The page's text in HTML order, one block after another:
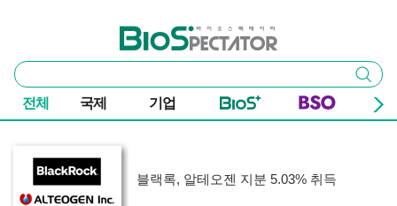
바이오스펙테이터
통
합
검
색
검색
전체 국제 기업
블랙록, 알테오젠 지분 5.03% 취득